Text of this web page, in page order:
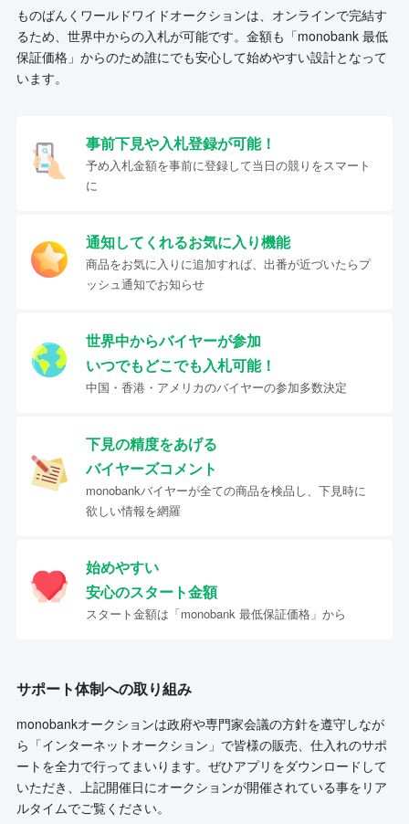
ものばんくワールドワイドオークションは、オンラインで完結す
るため、世界中からの入札が可能です。金額も「monobank 最低
保証価格」からのため誰にでも安心して始めやすい設計となって
います。
事前下見や入札登録が可能！
予め入札金額を事前に登録して当日の競りをスマート
に
通知してくれるお気に入り機能
商品をお気に入りに追加すれば、出番が近づいたらプ
ッシュ通知でお知らせ
世界中からバイヤーが参加
いつでもどこでも入札可能！
中国・香港・アメリカのバイヤーの参加多数決定
下見の精度をあげる
バイヤーズコメント
monobankバイヤーが全ての商品を検品し、下見時に
欲しい情報を網羅
始めやすい
安心のスタート金額
スタート金額は「monobank 最低保証価格」から
サポート体制への取り組み
monobankオークションは政府や専門家会議の方針を遵守しなが
ら「インターネットオークション」で皆様の販売、仕入れのサポ
ートを全力で行ってまいります。ぜひアプリをダウンロードして
いただき、上記開催日にオークションが開催されている事をリア
ルタイムでご覧ください。